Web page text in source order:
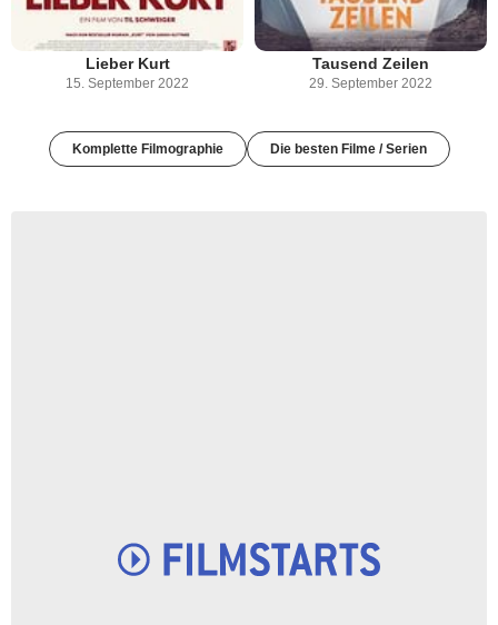
Lieber Kurt
15. September 2022
Tausend Zeilen
29. September 2022
Komplette Filmographie Die besten Filme / Serien